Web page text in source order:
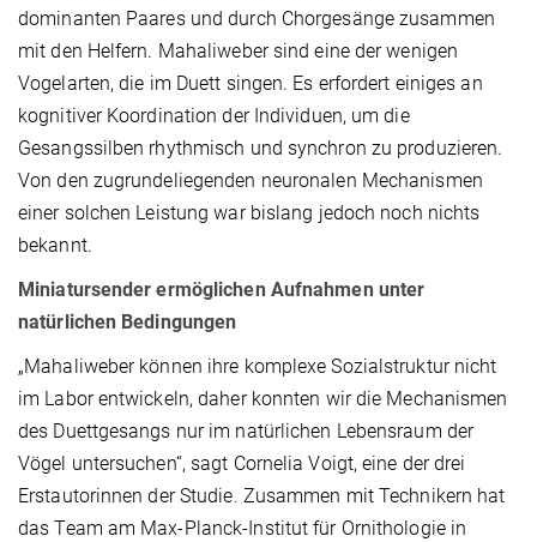
dominanten Paares und durch Chorgesänge zusammen
mit den Helfern. Mahaliweber sind eine der wenigen
Vogelarten, die im Duett singen. Es erfordert einiges an
kognitiver Koordination der Individuen, um die
Gesangssilben rhythmisch und synchron zu produzieren.
Von den zugrundeliegenden neuronalen Mechanismen
einer solchen Leistung war bislang jedoch noch nichts
bekannt.
Miniatursender ermöglichen Aufnahmen unter
natürlichen Bedingungen
„Mahaliweber können ihre komplexe Sozialstruktur nicht
im Labor entwickeln, daher konnten wir die Mechanismen
des Duettgesangs nur im natürlichen Lebensraum der
Vögel untersuchen“, sagt Cornelia Voigt, eine der drei
Erstautorinnen der Studie. Zusammen mit Technikern hat
das Team am Max-Planck-Institut für Ornithologie in